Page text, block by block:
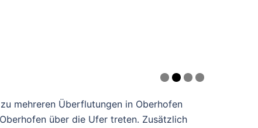
mehreren Überflutungen in Oberhofen
über die Ufer treten. Zusätzlich